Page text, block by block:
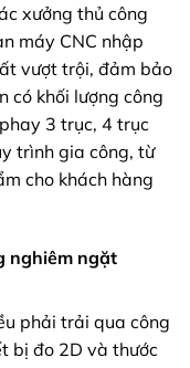
xưởng thủ công
máy CNC nhập
vượt trội, đảm bảo
có khối lượng công
3 trục, 4 trục
trình gia công, từ
cho khách hàng
nghiêm ngặt
phải trải qua công
bị đo 2D và thước